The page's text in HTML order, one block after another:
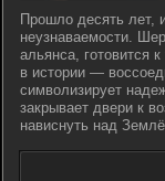
Прошло десять лет,
неузнаваемости.
альянса, готовится
в истории —
символизирует
закрывает двери к
нависнуть над